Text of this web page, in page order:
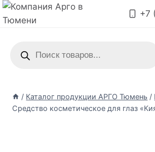
+7
/ Каталог продукции АРГО Тюмень /
Средство косметическое для глаз